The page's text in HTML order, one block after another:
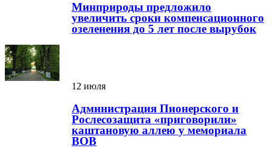
Минприроды предложило
увеличить сроки компенсационного
озеленения до 5 лет после вырубок
12 июля
Администрация Пионерского и
Рослесозащита «приговорили»
каштановую аллею у мемориала
ВОВ